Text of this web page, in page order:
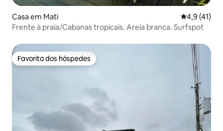
Casa em Mati
4,9 (41)
Frente à praia/Cabanas tropicais. Areia branca. Surfspot
Favorito dos hóspedes
Favorito dos hóspedes